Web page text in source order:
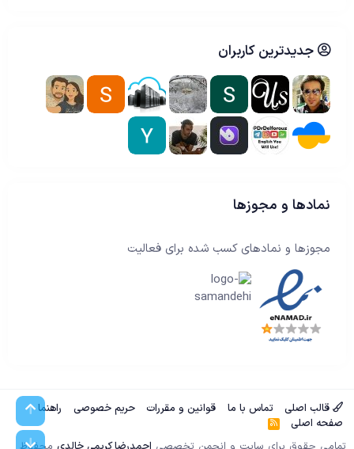
جدیدترین کاربران
نمادها و مجوزها
مجوزها و نمادهای کسب شده برای فعالیت
قالب اصلی تماس با ما قوانین و مقررات حریم خصوصی
راهنما
صفحه اصلی
آ
ر‌
ا
بالا
پایین